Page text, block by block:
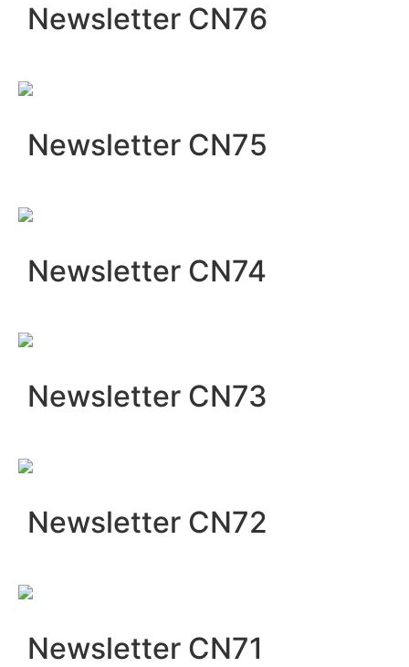
Newsletter CN76
Newsletter CN75
Newsletter CN74
Newsletter CN73
Newsletter CN72
Newsletter CN71